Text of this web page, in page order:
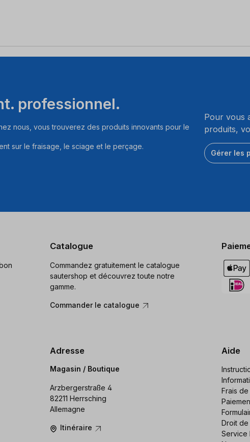
professionnel.
nous, vous trouverez des produits innovants pour le
sur le fraisage, le sciage et le perçage.
Pour vous
produits,
Gérer les
Catalogue
Commandez gratuitement le catalogue
sautershop et découvrez toute notre
gamme.
Commander le catalogue
Adresse
Magasin / Boutique
Arzbergerstraße 4
82211 Herrsching
Allemagne
Itinéraire
Aide
Frais
Droit de
Service